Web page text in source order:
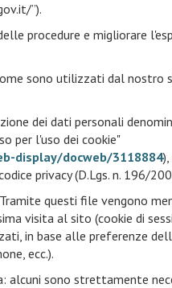
”).
procedure e migliorare
sono utilizzati dal nostro
dei dati personali
per l'uso dei cookie"
display/docweb/3118884
privacy (D.Lgs. n. 196/
questi file vengono
visita al sito (cookie di
in base alle preferenze
ecc.).
alcuni sono strettamente